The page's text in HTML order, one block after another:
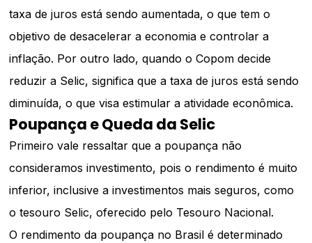
taxa de juros está sendo aumentada, o que tem o
objetivo de desacelerar a economia e controlar a
inflação. Por outro lado, quando o Copom decide
reduzir a Selic, significa que a taxa de juros está sendo
diminuída, o que visa estimular a atividade econômica.
Poupança e Queda da Selic
Primeiro vale ressaltar que a poupança não
consideramos investimento, pois o rendimento é muito
inferior, inclusive a investimentos mais seguros, como
o tesouro Selic, oferecido pelo Tesouro Nacional.
O rendimento da poupança no Brasil é determinado